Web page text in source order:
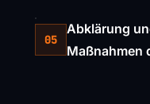
05
Abklärung
Maßnahmen